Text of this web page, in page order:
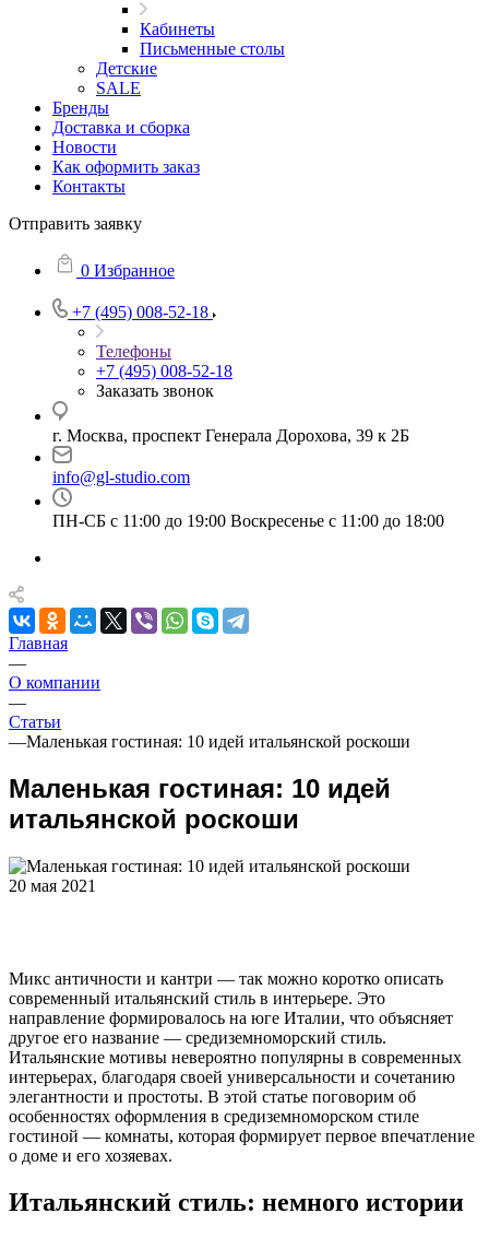
Кабинеты
Письменные столы
Детские
SALE
Бренды
Доставка и сборка
Новости
Как оформить заказ
Контакты
Отправить заявку
0 Избранное
+7 (495) 008-52-18
Телефоны
+7 (495) 008-52-18
Заказать звонок
г. Москва, проспект Генерала Дорохова, 39 к 2Б
info@gl-studio.com
ПН-СБ с 11:00 до 19:00 Воскресенье с 11:00 до 18:00
Главная
—
О компании
—
Статьи
—Маленькая гостиная: 10 идей итальянской роскоши
Маленькая гостиная: 10 идей
итальянской роскоши
20 мая 2021
Микс античности и кантри — так можно коротко описать
современный итальянский стиль в интерьере. Это
направление формировалось на юге Италии, что объясняет
другое его название — средиземноморский стиль.
Итальянские мотивы невероятно популярны в современных
интерьерах, благодаря своей универсальности и сочетанию
элегантности и простоты. В этой статье поговорим об
особенностях оформления в средиземноморском стиле
гостиной — комнаты, которая формирует первое впечатление
о доме и его хозяевах.
Итальянский стиль: немного истории